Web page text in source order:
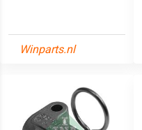
Winparts.nl